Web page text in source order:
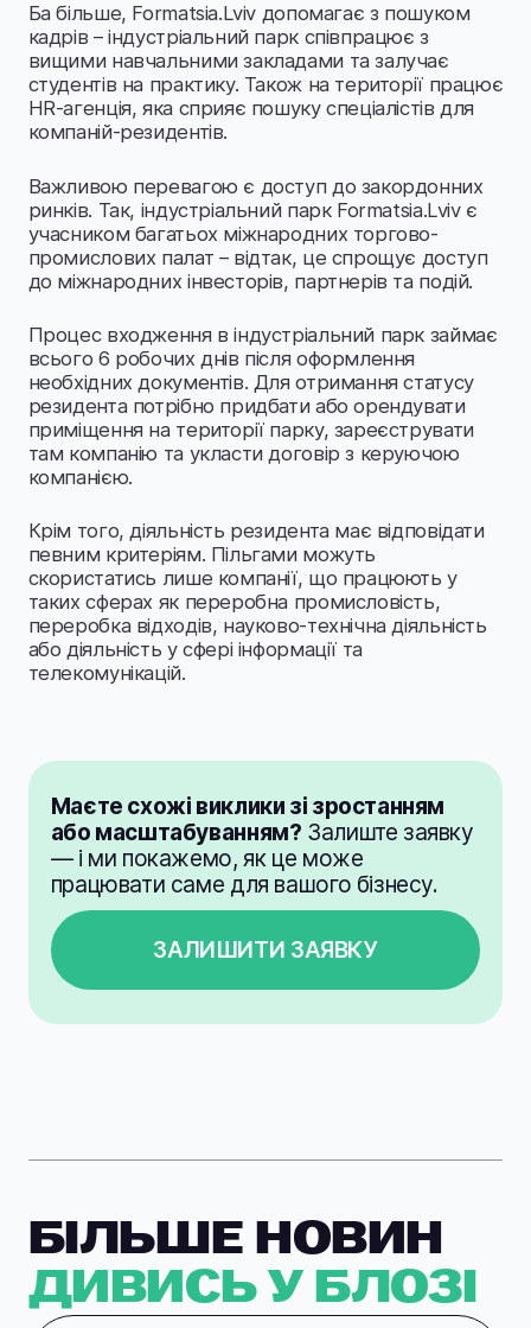
Ба більше, Formatsia.Lviv допомагає з пошуком
кадрів – індустріальний парк співпрацює з
вищими навчальними закладами та залучає
студентів на практику. Також на території працює
HR-агенція, яка сприяє пошуку спеціалістів для
компаній-резидентів.
Важливою перевагою є доступ до закордонних
ринків. Так, індустріальний парк Formatsia.Lviv є
учасником багатьох міжнародних торгово-
промислових палат – відтак, це спрощує доступ
до міжнародних інвесторів, партнерів та подій.
Процес входження в індустріальний парк займає
всього 6 робочих днів після оформлення
необхідних документів. Для отримання статусу
резидента потрібно придбати або орендувати
приміщення на території парку, зареєструвати
там компанію та укласти договір з керуючою
компанією.
Крім того, діяльність резидента має відповідати
певним критеріям. Пільгами можуть
скористатись лише компанії, що працюють у
таких сферах як переробна промисловість,
переробка відходів, науково-технічна діяльність
або діяльність у сфері інформації та
телекомунікацій.
Маєте схожі виклики зі зростанням
або масштабуванням? Залиште заявку
— і ми покажемо, як це може
працювати саме для вашого бізнесу.
ЗАЛИШИТИ ЗАЯВКУ
БІЛЬШЕ НОВИН
ДИВИСЬ У БЛОЗІ